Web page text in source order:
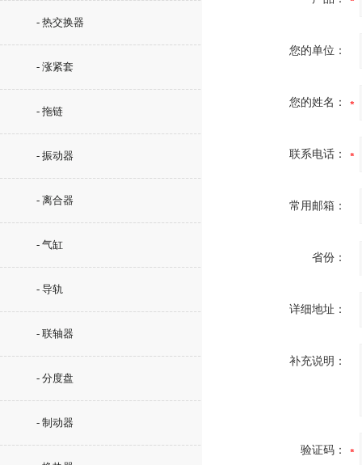
- 热交换器
- 涨紧套
- 拖链
- 振动器
- 离合器
- 气缸
- 导轨
- 联轴器
- 分度盘
- 制动器
您的单位：
您的姓名：
联系电话：
常用邮箱：
省份：
详细地址：
补充说明：
验证码：